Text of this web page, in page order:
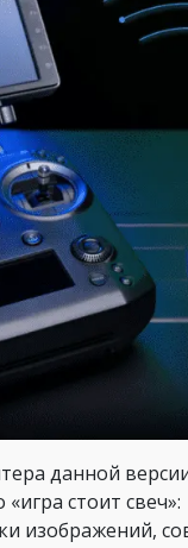
данной
стоит
изображений,